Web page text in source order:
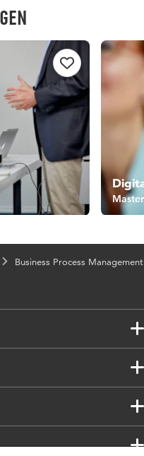
Business Process Management